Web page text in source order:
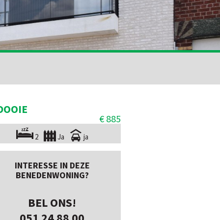
€ 885
2 Ja ja
INTERESSE IN DEZE
BENEDENWONING?
BEL ONS!